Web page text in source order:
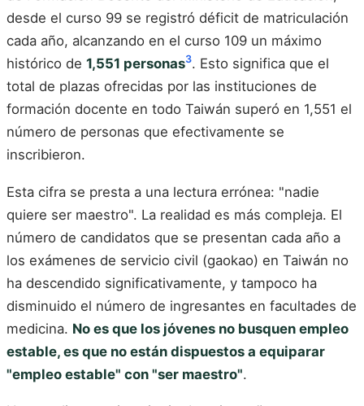
desde el curso 99 se registró déficit de matriculación
cada año, alcanzando en el curso 109 un máximo
histórico de 1,551 personas3. Esto significa que el
total de plazas ofrecidas por las instituciones de
formación docente en todo Taiwán superó en 1,551 el
número de personas que efectivamente se
inscribieron.
Esta cifra se presta a una lectura errónea: "nadie
quiere ser maestro". La realidad es más compleja. El
número de candidatos que se presentan cada año a
los exámenes de servicio civil (gaokao) en Taiwán no
ha descendido significativamente, y tampoco ha
disminuido el número de ingresantes en facultades de
medicina. No es que los jóvenes no busquen empleo
estable, es que no están dispuestos a equiparar
"empleo estable" con "ser maestro".